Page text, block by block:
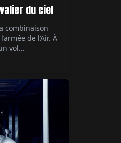
du ciel
combinaison
de l’Air. À
vol